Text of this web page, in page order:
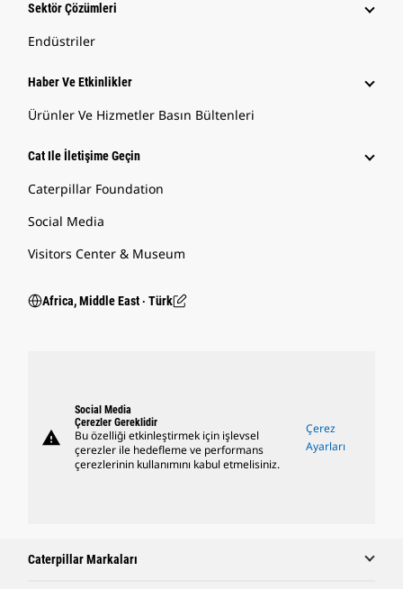
Sektör Çözümleri
Endüstriler
Haber Ve Etkinlikler
Ürünler Ve Hizmetler Basın Bültenleri
Cat Ile İletişime Geçin
Caterpillar Foundation
Social Media
Visitors Center & Museum
Africa, Middle East ‧ Türk
warning
Social Media
Çerezler Gereklidir
Bu özelliği etkinleştirmek için işlevsel
çerezler ile hedefleme ve performans
çerezlerinin kullanımını kabul etmelisiniz.
Çerez
Ayarları
Caterpillar Markaları